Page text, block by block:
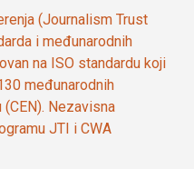
(Journalism Trust
i međunarodnih
na ISO standardu koji
međunarodnih
Nezavisna
JTI i CWA